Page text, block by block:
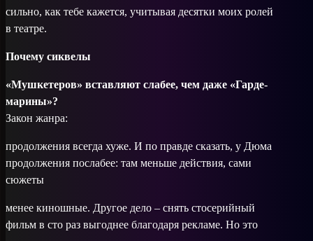
сильно, как тебе кажется, учитывая десятки моих ролей
в театре.
Почему сиквелы
«Мушкетеров» вставляют слабее, чем даже «Гарде­
марины»?
Закон жанра:
продолжения всегда хуже. И по правде сказать, у Дюма
продолжения послабее: там меньше действия, сами
сюжеты
менее киношные. Другое дело – снять стосерийный
фильм в сто раз выгоднее благодаря рекламе. Но это